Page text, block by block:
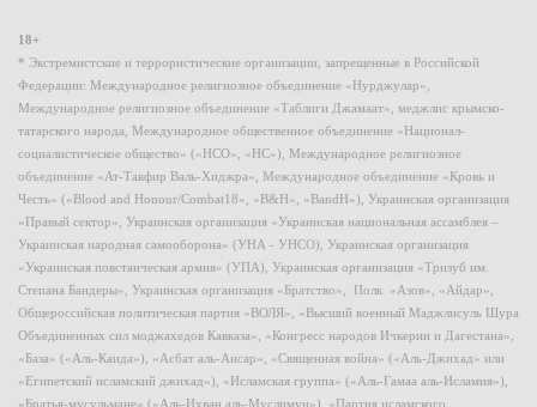
18+
* Экстремистские и террористические организации, запрещенные в Российской
Федерации: Международное религиозное объединение «Нурджулар»,
Международное религиозное объединение «Таблиги Джамаат», меджлис крымско-
татарского народа, Международное общественное объединение «Национал-
социалистическое общество» («НСО», «НС»), Международное религиозное
объединение «Ат-Такфир Валь-Хиджра», Международное объединение «Кровь и
Честь» («Blood and Honour/Combat18», «B&H», «BandH»), Украинская организация
«Правый сектор», Украинская организация «Украинская национальная ассамблея –
Украинская народная самооборона» (УНА - УНСО), Украинская организация
«Украинская повстанческая армия» (УПА), Украинская организация «Тризуб им.
Степана Бандеры», Украинская организация «Братство», Полк «Азов», «Айдар»,
Общероссийская политическая партия «ВОЛЯ», «Высший военный Маджлисуль Шура
Объединенных сил моджахедов Кавказа», «Конгресс народов Ичкерии и Дагестана»,
«База» («Аль-Каида»), «Асбат аль-Ансар», «Священная война» («Аль-Джихад» или
«Египетский исламский джихад»), «Исламская группа» («Аль-Гамаа аль-Исламия»),
«Братья-мусульмане» («Аль-Ихван аль-Муслимун»), «Партия исламского